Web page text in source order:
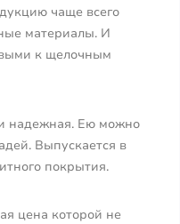
чаще всего
материалы. И
к щелочным
надежная. Ею можно
Выпускается в
покрытия.
цена которой не